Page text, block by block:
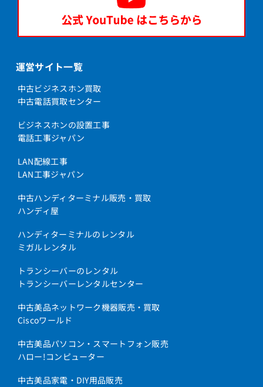
運営サイト一覧
中古ビジネスホン買取
中古電話買取センター
ビジネスホンの設置工事
電話工事ジャパン
LAN配線工事
LAN工事ジャパン
中古ハンディターミナル販売・買取
ハンディ屋
ハンディターミナルのレンタル
ミガルレンタル
トランシーバーのレンタル
トランシーバーレンタルセンター
中古美品ネットワーク機器販売・買取
Ciscoワールド
中古美品パソコン・スマートフォン販売
ハロー!コンピューター
中古美品家電・DIY用品販売